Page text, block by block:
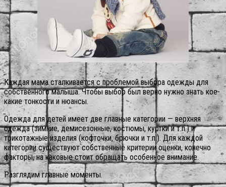
Каждая мама сталкивается с проблемой выбора одежды для
собственного малыша. Чтобы выбор был верно нужно знать кое-
какие тонкости и нюансы.
Одежда для детей имеет две главные категории — верхняя
одежда (зимние, демисезонные, костюмы, куртки и т.п.) и
трикотажные изделия (кофточки, брючки и т.п.). Для каждой
категории существуют собственные критерии оценки, конечно
факторы, на каковые стоит обращать особенное внимание.
Разглядим главные моменты.